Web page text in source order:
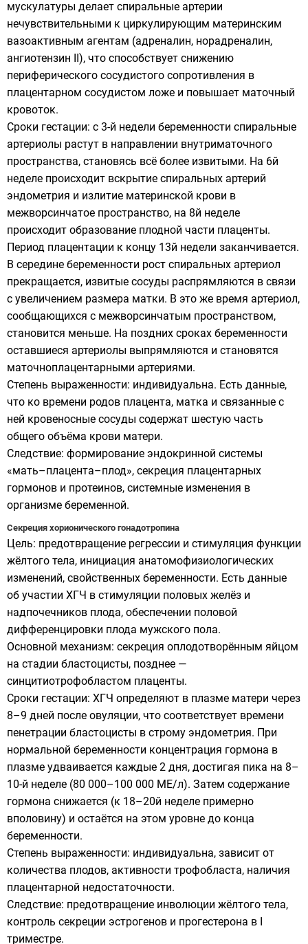
мускулатуры делает спиральные артерии
нечувствительными к циркулирующим материнским
вазоактивным агентам (адреналин, норадреналин,
ангиотензин II), что способствует снижению
периферического сосудистого сопротивления в
плацентарном сосудистом ложе и повышает маточный
кровоток.
Сроки гестации: с 3-й недели беременности спиральные
артериолы растут в направлении внутриматочного
пространства, становясь всё более извитыми. На 6й
неделе происходит вскрытие спиральных артерий
эндометрия и излитие материнской крови в
межворсинчатое пространство, на 8й неделе
происходит образование плодной части плаценты.
Период плацентации к концу 13й недели заканчивается.
В середине беременности рост спиральных артериол
прекращается, извитые сосуды распрямляются в связи
с увеличением размера матки. В это же время артериол,
сообщающихся с межворсинчатым пространством,
становится меньше. На поздних сроках беременности
оставшиеся артериолы выпрямляются и становятся
маточноплацентарными артериями.
Степень выраженности: индивидуальна. Есть данные,
что ко времени родов плацента, матка и связанные с
ней кровеносные сосуды содержат шестую часть
общего объёма крови матери.
Следствие: формирование эндокринной системы
«мать–плацента–плод», секреция плацентарных
гормонов и протеинов, системные изменения в
организме беременной.
Секреция хорионического гонадотропина
Цель: предотвращение регрессии и стимуляция функции
жёлтого тела, инициация анатомофизиологических
изменений, свойственных беременности. Есть данные
об участии ХГЧ в стимуляции половых желёз и
надпочечников плода, обеспечении половой
дифференцировки плода мужского пола.
Основной механизм: секреция оплодотворённым яйцом
на стадии бластоцисты, позднее —
синцитиотрофобластом плаценты.
Сроки гестации: ХГЧ определяют в плазме матери через
8–9 дней после овуляции, что соответствует времени
пенетрации бластоцисты в строму эндометрия. При
нормальной беременности концентрация гормона в
плазме удваивается каждые 2 дня, достигая пика на 8–
10-й неделе (80 000–100 000 МЕ/л). Затем содержание
гормона снижается (к 18–20й неделе примерно
вполовину) и остаётся на этом уровне до конца
беременности.
Степень выраженности: индивидуальна, зависит от
количества плодов, активности трофобласта, наличия
плацентарной недостаточности.
Следствие: предотвращение инволюции жёлтого тела,
контроль секреции эстрогенов и прогестерона в I
триместре.